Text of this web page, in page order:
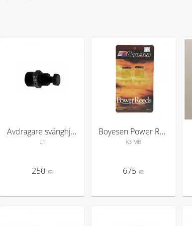
Avdragare svänghjul
L1
250 KR
Boyesen Power Reeds Beta 125cc
K3 MB
675 KR